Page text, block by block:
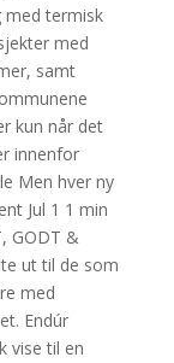
med termisk
med
samt
kun når det
innenfor
Men hver ny
Jul 1 1 min
GODT &
ut til de som
med
Endúr
vise til en